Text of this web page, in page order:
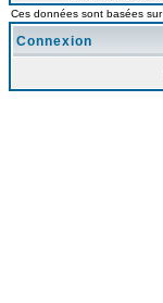
Ces données sont basées
Connexion